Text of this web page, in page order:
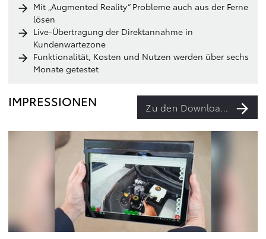
Mit „Augmented Reality“ Probleme auch aus der Ferne
lösen
Live-Übertragung der Direktannahme in
Kundenwartezone
Funktionalität, Kosten und Nutzen werden über sechs
Monate getestet
IMPRESSIONEN Zu den Downloads